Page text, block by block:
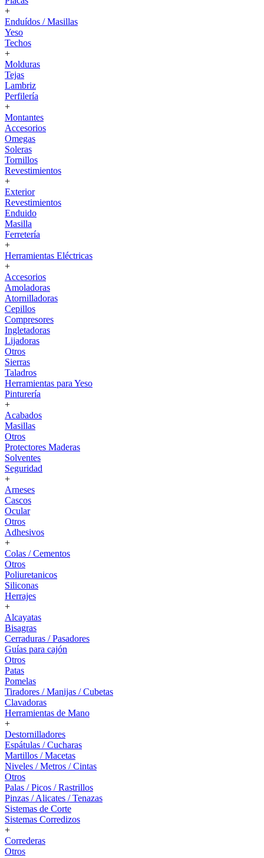
+
Enduídos / Masillas
Yeso
Techos
+
Molduras
Tejas
Lambriz
Perfilería
+
Montantes
Accesorios
Omegas
Soleras
Tornillos
Revestimientos
+
Exterior
Revestimientos
Enduido
Masilla
Ferretería
+
Herramientas Eléctricas
+
Accesorios
Amoladoras
Atornilladoras
Cepillos
Compresores
Ingletadoras
Lijadoras
Otros
Sierras
Taladros
Herramientas para Yeso
Pinturería
+
Acabados
Masillas
Otros
Protectores Maderas
Solventes
Seguridad
+
Arneses
Cascos
Ocular
Otros
Adhesivos
+
Colas / Cementos
Otros
Poliuretanicos
Siliconas
Herrajes
+
Alcayatas
Bisagras
Cerraduras / Pasadores
Guías para cajón
Otros
Patas
Pomelas
Tiradores / Manijas / Cubetas
Clavadoras
Herramientas de Mano
+
Destornilladores
Espátulas / Cucharas
Martillos / Macetas
Niveles / Metros / Cintas
Otros
Palas / Picos / Rastrillos
Pinzas / Alicates / Tenazas
Sistemas de Corte
Sistemas Corredizos
+
Correderas
Otros